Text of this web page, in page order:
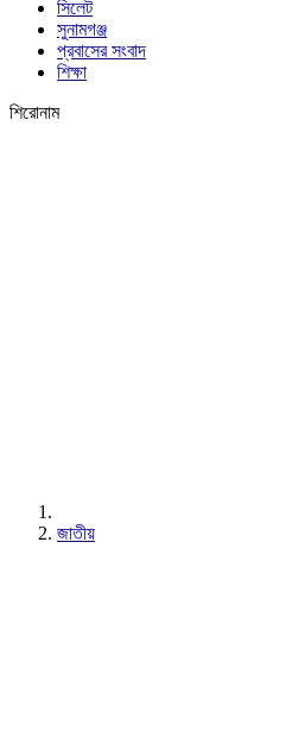
সিলেট
সুনামগঞ্জ
প্রবাসের সংবাদ
শিক্ষা
শিরোনাম
জাতীয়